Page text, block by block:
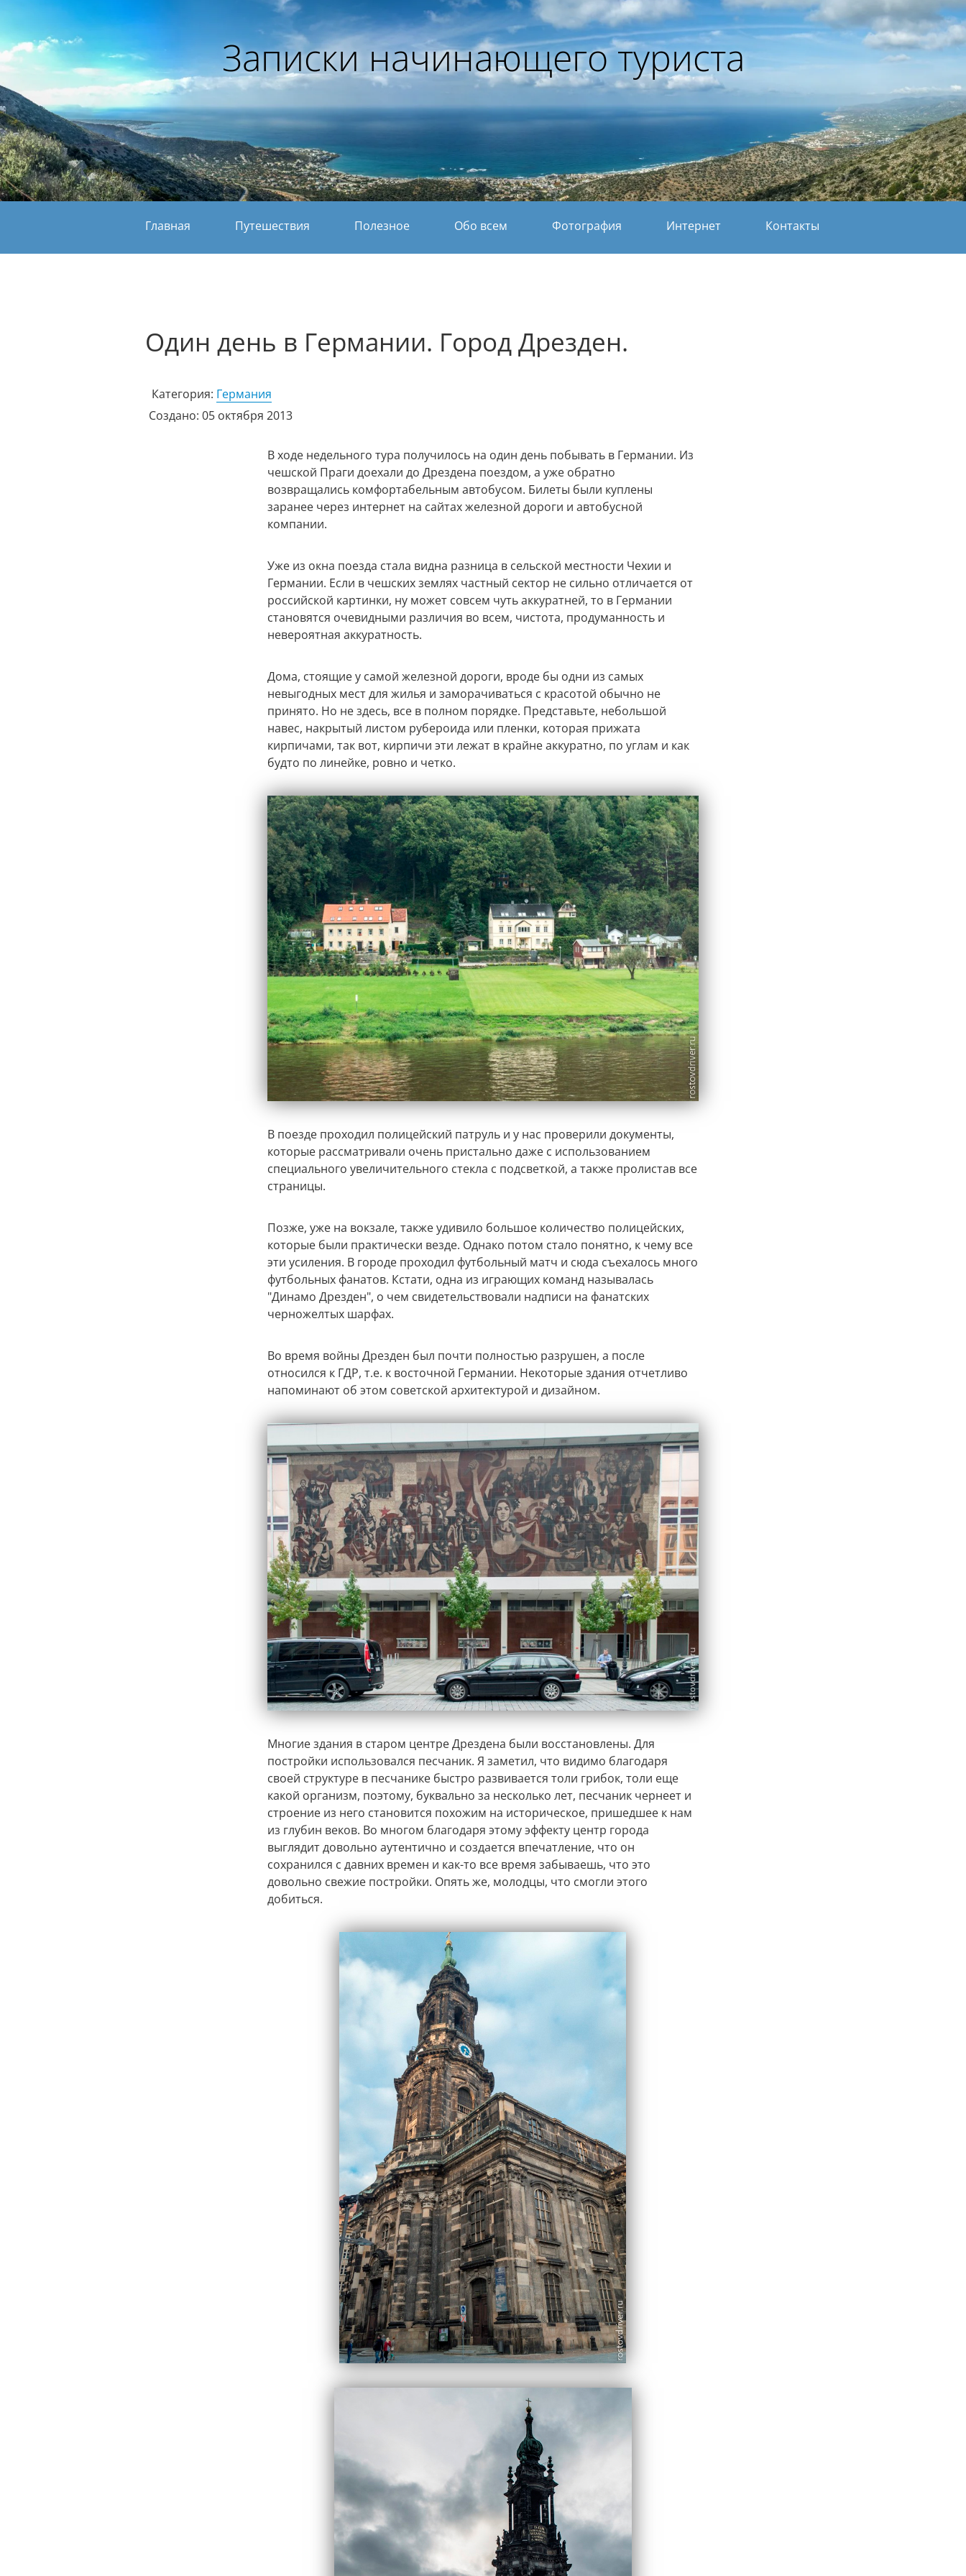
Записки начинающего туриста
Главная Путешествия Полезное Обо всем Фотография Интернет Контакты
Один день в Германии. Город Дрезден.
Категория: Германия
Создано: 05 октября 2013
В ходе недельного тура получилось на один день побывать в Германии. Из
чешской Праги доехали до Дрездена поездом, а уже обратно
возвращались комфортабельным автобусом. Билеты были куплены
заранее через интернет на сайтах железной дороги и автобусной
компании.
Уже из окна поезда стала видна разница в сельской местности Чехии и
Германии. Если в чешских землях частный сектор не сильно отличается от
российской картинки, ну может совсем чуть аккуратней, то в Германии
становятся очевидными различия во всем, чистота, продуманность и
невероятная аккуратность.
Дома, стоящие у самой железной дороги, вроде бы одни из самых
невыгодных мест для жилья и заморачиваться с красотой обычно не
принято. Но не здесь, все в полном порядке. Представьте, небольшой
навес, накрытый листом рубероида или пленки, которая прижата
кирпичами, так вот, кирпичи эти лежат в крайне аккуратно, по углам и как
будто по линейке, ровно и четко.
В поезде проходил полицейский патруль и у нас проверили документы,
которые рассматривали очень пристально даже с использованием
специального увеличительного стекла с подсветкой, а также пролистав все
страницы.
Позже, уже на вокзале, также удивило большое количество полицейских,
которые были практически везде. Однако потом стало понятно, к чему все
эти усиления. В городе проходил футбольный матч и сюда съехалось много
футбольных фанатов. Кстати, одна из играющих команд называлась
"Динамо Дрезден", о чем свидетельствовали надписи на фанатских
черножелтых шарфах.
Во время войны Дрезден был почти полностью разрушен, а после
относился к ГДР, т.е. к восточной Германии. Некоторые здания отчетливо
напоминают об этом советской архитектурой и дизайном.
Многие здания в старом центре Дрездена были восстановлены. Для
постройки использовался песчаник. Я заметил, что видимо благодаря
своей структуре в песчанике быстро развивается толи грибок, толи еще
какой организм, поэтому, буквально за несколько лет, песчаник чернеет и
строение из него становится похожим на историческое, пришедшее к нам
из глубин веков. Во многом благодаря этому эффекту центр города
выглядит довольно аутентично и создается впечатление, что он
сохранился с давних времен и как-то все время забываешь, что это
довольно свежие постройки. Опять же, молодцы, что смогли этого
добиться.